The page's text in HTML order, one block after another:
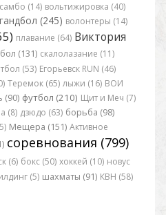
самбо (14) вольтижировка (40)
гандбол (245) волонтеры (14)
плавание (64) Виктория
(131) скалолазание (11)
(53) Егорьевск RUN (46)
Теремок (65) лыжи (16) ВОИ
(90) футбол (210) Щит и Меч (7)
(8) дзюдо (63) борьба (98)
Мещера (151) Активное
соревнования (799)
(6) бокс (50) хоккей (10) новус
(5) шахматы (91) КВН (58)